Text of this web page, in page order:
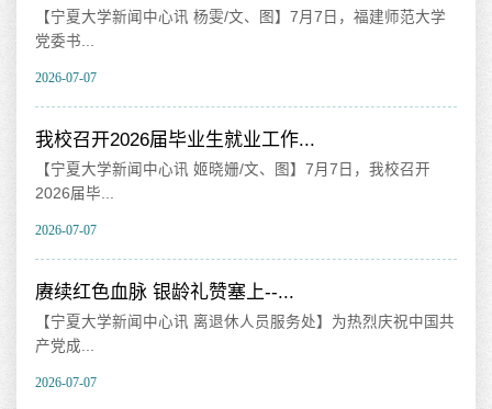
【宁夏大学新闻中心讯 杨雯/文、图】7月7日，福建师范大学
党委书...
2026-07-07
我校召开2026届毕业生就业工作...
【宁夏大学新闻中心讯 姬晓姗/文、图】7月7日，我校召开
2026届毕...
2026-07-07
赓续红色血脉 银龄礼赞塞上--...
【宁夏大学新闻中心讯 离退休人员服务处】为热烈庆祝中国共
产党成...
2026-07-07